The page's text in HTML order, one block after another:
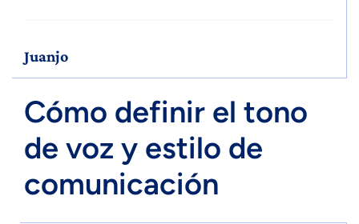
Juanjo
Cómo definir el tono
de voz y estilo de
comunicación